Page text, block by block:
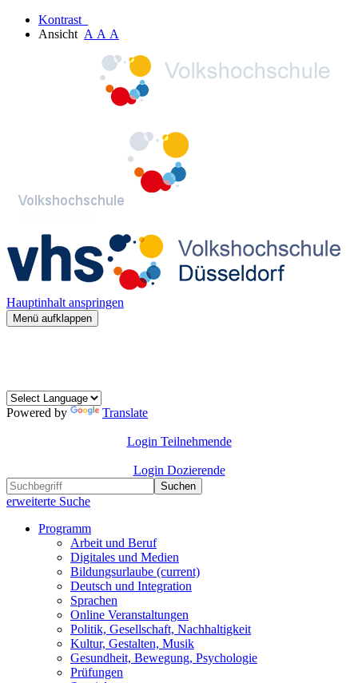
Kontrast
Ansicht A A A
Hauptinhalt anspringen
Menü aufklappen
Powered by Translate
Login Teilnehmende
Login Dozierende
Suchen
erweiterte Suche
Programm
Arbeit und Beruf
Digitales und Medien
Bildungsurlaube (current)
Deutsch und Integration
Sprachen
Online Veranstaltungen
Politik, Gesellschaft, Nachhaltigkeit
Kultur, Gestalten, Musik
Gesundheit, Bewegung, Psychologie
Prüfungen